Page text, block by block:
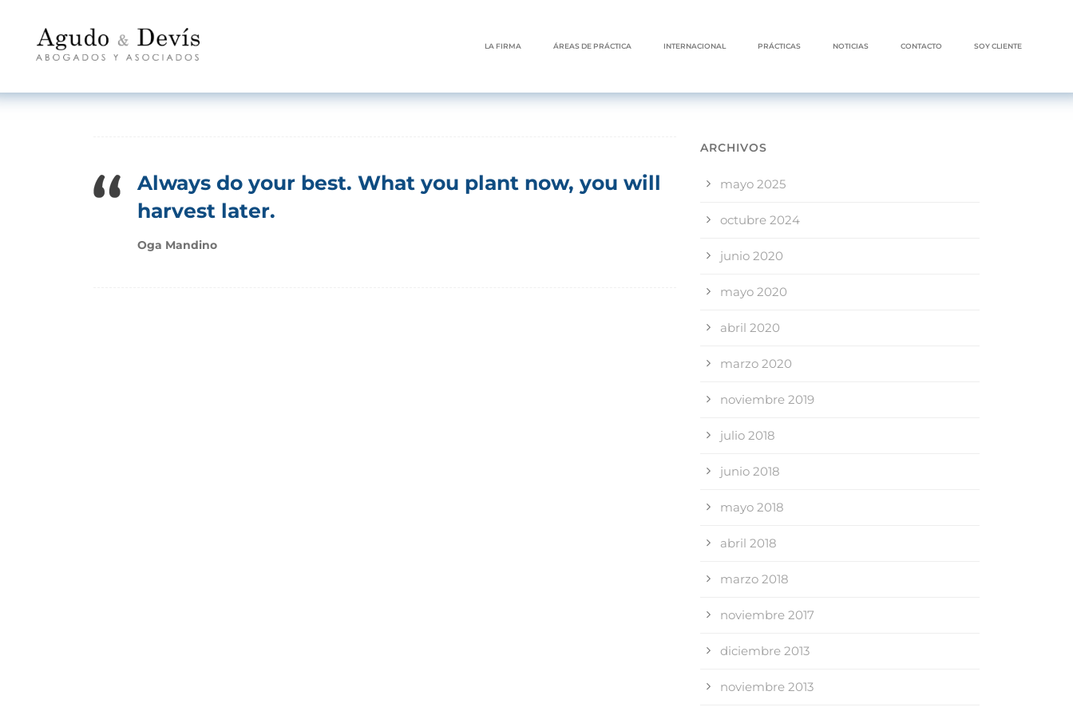
LA FIRMA ÁREAS DE PRÁCTICA INTERNACIONAL PRÁCTICAS NOTICIAS CONTACTO SOY CLIENTE
Always do your best. What you plant now, you will
harvest later.
Oga Mandino
ARCHIVOS
mayo 2025
octubre 2024
junio 2020
mayo 2020
abril 2020
marzo 2020
noviembre 2019
julio 2018
junio 2018
mayo 2018
abril 2018
marzo 2018
noviembre 2017
diciembre 2013
noviembre 2013